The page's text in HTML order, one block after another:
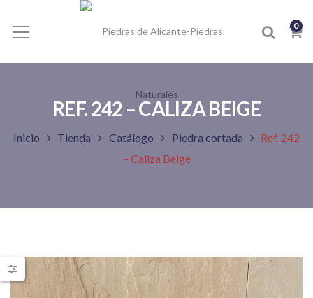
0
REF. 242 – CALIZA BEIGE
Inicio Tienda Catálogo Piedra cortada
Ref. 242
– Caliza Beige